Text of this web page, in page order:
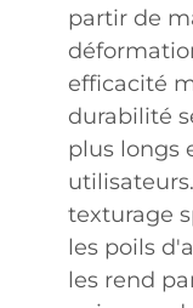
partir de
efficacité
durabilité
plus longs
texturage
les poils
les rend